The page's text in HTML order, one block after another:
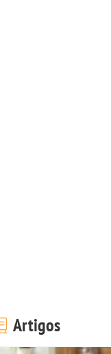
um amigo
o autor
Artigos